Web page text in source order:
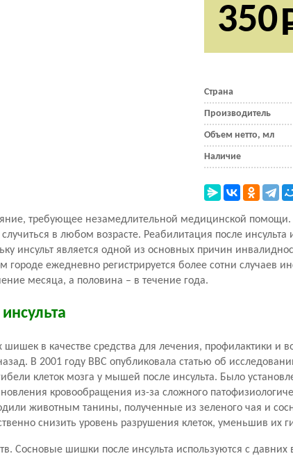
350
Страна
Производитель
Объем нетто, мл
Наличие
требующее незамедлительной медицинской
в любом возрасте. Реабилитация после инсульта
инсульт является одной из основных причин
ежедневно регистрируется более сотни случаев
месяца, а половина – в течение года.
в качестве средства для лечения, профилактики и
В 2001 году BBC опубликовала статью об
клеток мозга у мышей после инсульта. Было
кровообращения из-за сложного
животным танины, полученные из зеленого чая и
снизить уровень разрушения клеток, уменьшив их
Сосновые шишки после инсульта используются с